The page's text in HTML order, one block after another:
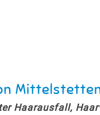
Haarausfall,